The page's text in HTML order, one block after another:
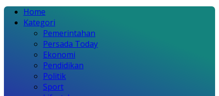
Home
Kategori
Pemerintahan
Persada Today
Ekonomi
Pendidikan
Politik
Sport